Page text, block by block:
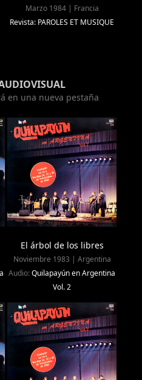
Marzo 1984 | Francia
Revista: PAROLES ET MUSIQUE
en una nueva pestaña
El árbol de los libres
Noviembre 1983 | Argentina
Audio:Quilapayún en Argentina
Vol. 2